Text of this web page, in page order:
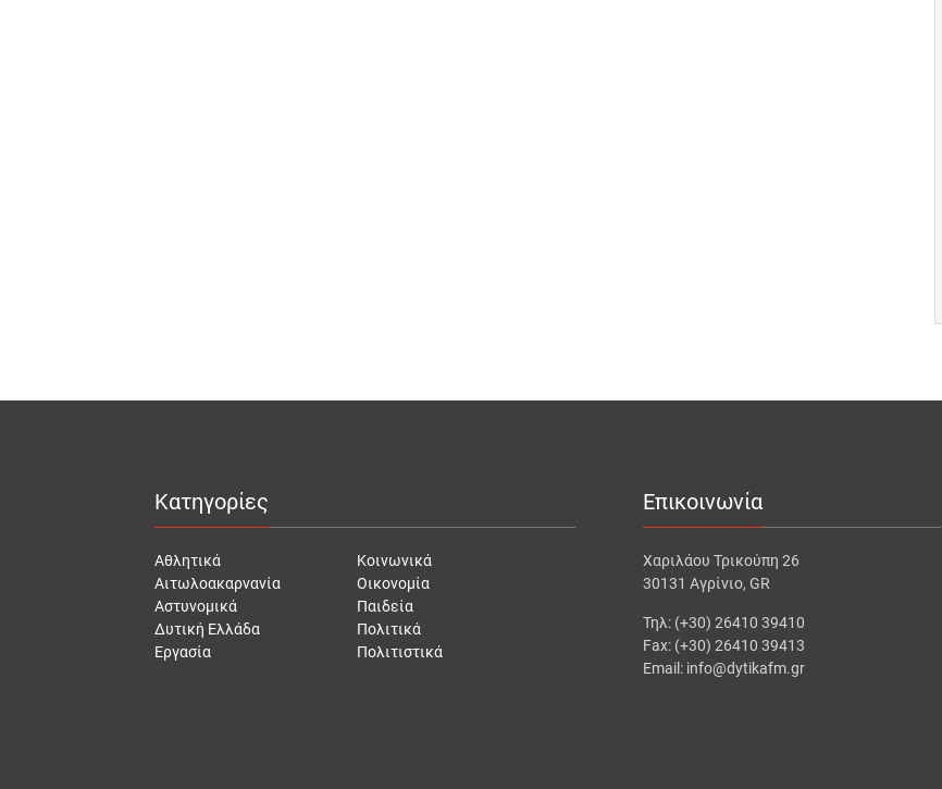
Κατηγορίες
Αθλητικά
Αιτωλοακαρνανία
Αστυνομικά
Δυτική Ελλάδα
Εργασία
Κοινωνικά
Οικονομία
Παιδεία
Πολιτικά
Πολιτιστικά
Επικοινωνία
Χαριλάου Τρικούπη 26
30131 Αγρίνιο, GR
Τηλ: (+30) 26410 39410
Fax: (+30) 26410 39413
Email: info@dytikafm.gr